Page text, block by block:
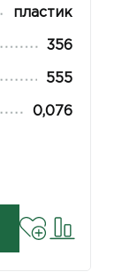
пластик
356
555
0,076